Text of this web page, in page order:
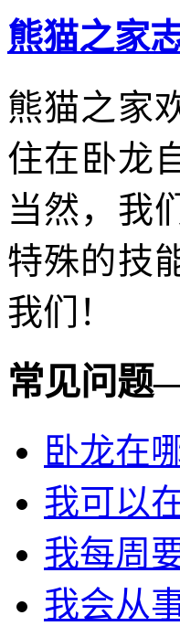
熊猫之家
熊猫之家
住在卧龙
当然，我
特殊的技
我们！
常见问题
卧龙在
我可以
我每周
我会从